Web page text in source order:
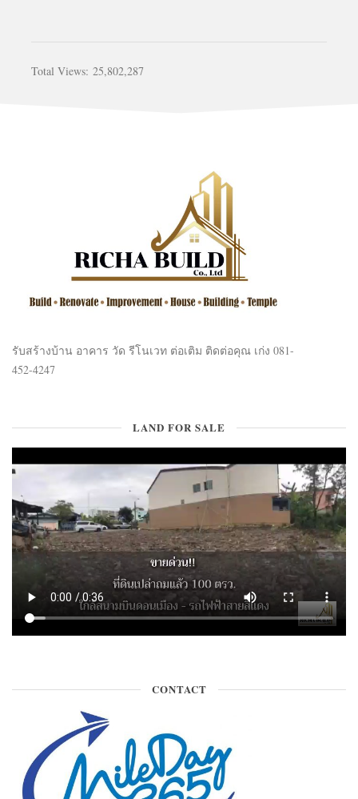
Total Views: 25,802,287
รับสร้างบ้าน อาคาร วัด รีโนเวท ต่อเติม ติดต่อคุณ เก่ง 081-
452-4247
LAND FOR SALE
CONTACT